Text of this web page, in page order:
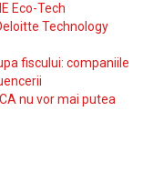
Eco-Tech
Technology
fiscului: companiile
nu vor mai putea